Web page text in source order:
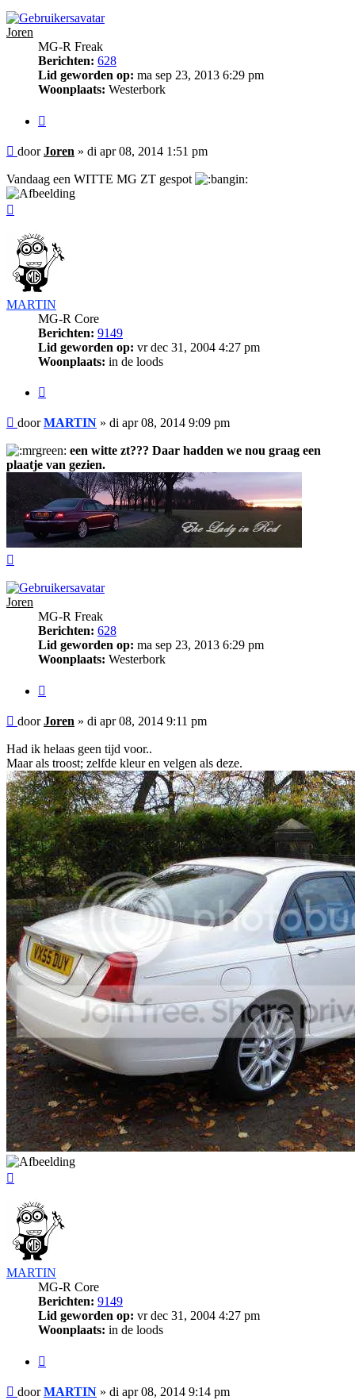
Joren
MG-R Freak
Berichten: 628
Lid geworden op: ma sep 23, 2013 6:29 pm
Woonplaats: Westerbork
Bericht
doorJoren » di apr 08, 2014 1:51 pm
Vandaag een WITTE MG ZT gespot
MARTIN
MG-R Core
Berichten: 9149
Lid geworden op: vr dec 31, 2004 4:27 pm
Woonplaats: in de loods
Bericht
doorMARTIN » di apr 08, 2014 9:09 pm
een witte zt??? Daar hadden we nou graag een
plaatje van gezien.
Joren
MG-R Freak
Berichten: 628
Lid geworden op: ma sep 23, 2013 6:29 pm
Woonplaats: Westerbork
Bericht
doorJoren » di apr 08, 2014 9:11 pm
Had ik helaas geen tijd voor..
Maar als troost; zelfde kleur en velgen als deze.
MARTIN
MG-R Core
Berichten: 9149
Lid geworden op: vr dec 31, 2004 4:27 pm
Woonplaats: in de loods
Bericht
doorMARTIN » di apr 08, 2014 9:14 pm